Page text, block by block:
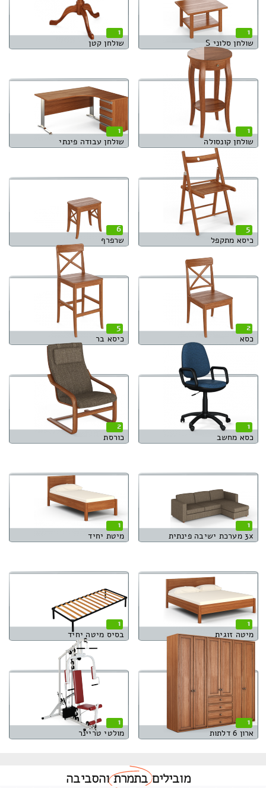
1
שולחן סלוני S
1
שולחן קטן
1
שולחן קונסולה
1
שולחן עבודה פינתי
5
כיסא מתקפל
6
שרפרף
2
כסא
5
כיסא בר
1
כסא מחשב
2
כורסת
1
3x מערכת ישיבה פינתית
1
מיטת יחיד
1
מיטה זוגית
1
בסיס מיטה יחיד
1
ארון 6 דלתות
1
מולטי טריינר
מוביליםבתמרתוהסביבה